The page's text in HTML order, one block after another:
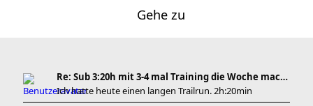
Gehe zu
Re: Sub 3:20h mit 3-4 mal Training die Woche machb
Ich hatte heute einen langen Trailrun. 2h:20min